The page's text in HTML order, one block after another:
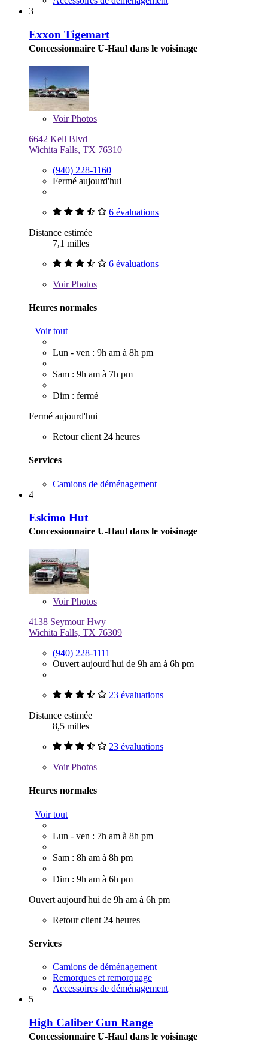
3
Exxon Tigemart
Concessionnaire U-Haul dans le voisinage
VoirPhotos
6642 Kell Blvd
Wichita Falls, TX 76310
(940) 228-1160
Fermé aujourd'hui
6 évaluations
Distance estimée
7,1 milles
6 évaluations
VoirPhotos
Heures normales
Voir tout
Lun - ven : 9h am à 8h pm
Sam : 9h am à 7h pm
Dim : fermé
Fermé aujourd'hui
Retour client 24 heures
Services
Camions de déménagement
4
Eskimo Hut
Concessionnaire U-Haul dans le voisinage
VoirPhotos
4138 Seymour Hwy
Wichita Falls, TX 76309
(940) 228-1111
Ouvert aujourd'hui de 9h am à 6h pm
23 évaluations
Distance estimée
8,5 milles
23 évaluations
VoirPhotos
Heures normales
Voir tout
Lun - ven : 7h am à 8h pm
Sam : 8h am à 8h pm
Dim : 9h am à 6h pm
Ouvert aujourd'hui de 9h am à 6h pm
Retour client 24 heures
Services
Camions de déménagement
Remorques et remorquage
Accessoires de déménagement
5
High Caliber Gun Range
Concessionnaire U-Haul dans le voisinage